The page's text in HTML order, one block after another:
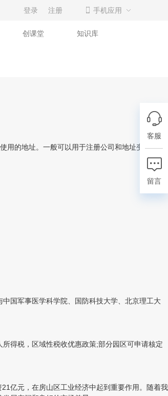
登录 注册 手机应用
创课堂 知识库
的地址。一般可以用于注册公司和地址变更，不
国军事医学科学院、国防科技大学、北京理工大
得税，区域性税收优惠政策;部分园区可申请核定
亿元，在房山区工业经济中起到重要作用。随着我
客服
留言